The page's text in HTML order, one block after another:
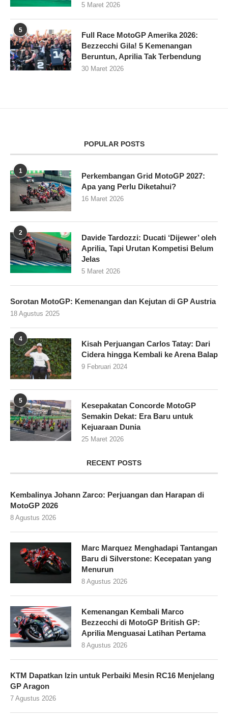
5 Maret 2026
5
Full Race MotoGP Amerika 2026:
Bezzecchi Gila! 5 Kemenangan
Beruntun, Aprilia Tak Terbendung
30 Maret 2026
POPULAR POSTS
1
Perkembangan Grid MotoGP 2027:
Apa yang Perlu Diketahui?
16 Maret 2026
2
Davide Tardozzi: Ducati ‘Dijewer’ oleh
Aprilia, Tapi Urutan Kompetisi Belum
Jelas
5 Maret 2026
Sorotan MotoGP: Kemenangan dan Kejutan di GP Austria
18 Agustus 2025
4
Kisah Perjuangan Carlos Tatay: Dari
Cidera hingga Kembali ke Arena Balap
9 Februari 2024
5
Kesepakatan Concorde MotoGP
Semakin Dekat: Era Baru untuk
Kejuaraan Dunia
25 Maret 2026
RECENT POSTS
Kembalinya Johann Zarco: Perjuangan dan Harapan di
MotoGP 2026
8 Agustus 2026
Marc Marquez Menghadapi Tantangan
Baru di Silverstone: Kecepatan yang
Menurun
8 Agustus 2026
Kemenangan Kembali Marco
Bezzecchi di MotoGP British GP:
Aprilia Menguasai Latihan Pertama
8 Agustus 2026
KTM Dapatkan Izin untuk Perbaiki Mesin RC16 Menjelang
GP Aragon
7 Agustus 2026